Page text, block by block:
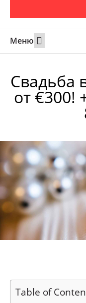
Меню
Свадьба
от €300!
Table of